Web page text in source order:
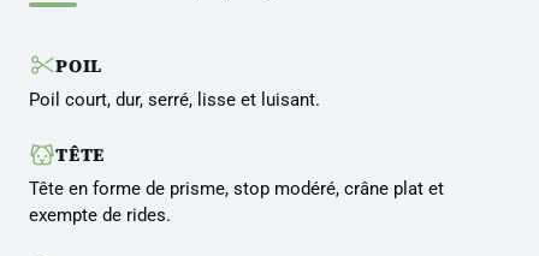
POIL
Poil court, dur, serré, lisse et luisant.
TÊTE
Tête en forme de prisme, stop modéré, crâne plat et
exempte de rides.